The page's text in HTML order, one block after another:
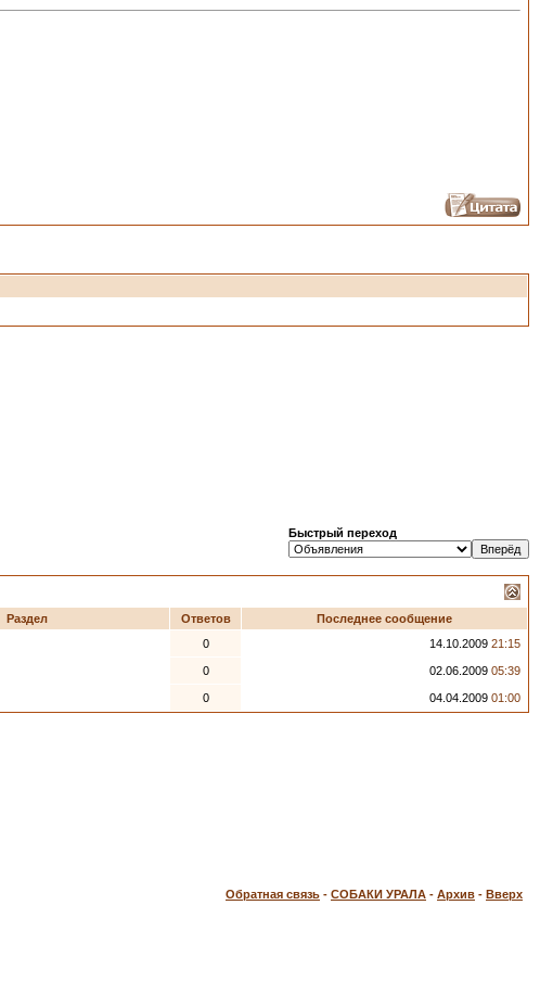
Быстрый переход
Раздел Ответов
Последнее сообщение
0 14.10.2009 21:15
0 02.06.2009 05:39
0 04.04.2009 01:00
Обратная связь - СОБАКИ УРАЛА - Архив - Вверх